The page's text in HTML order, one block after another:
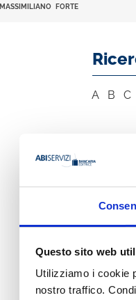
Questo sito web
Utilizziamo i cookie
nostro traffico.
MASSIMILIANO FORTE
A B C